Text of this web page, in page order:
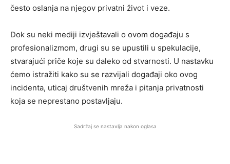
često oslanja na njegov privatni život i veze.
Dok su neki mediji izvještavali o ovom događaju s
profesionalizmom, drugi su se upustili u spekulacije,
stvarajući priče koje su daleko od stvarnosti. U nastavku
ćemo istražiti kako su se razvijali događaji oko ovog
incidenta, uticaj društvenih mreža i pitanja privatnosti
koja se neprestano postavljaju.
Sadržaj se nastavlja nakon oglasa